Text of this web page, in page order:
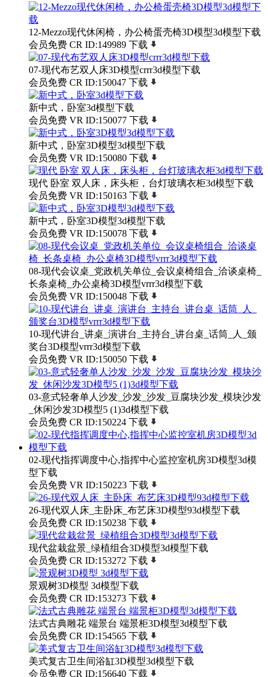
12-Mezzo现代休闲椅，办公椅蛋壳椅3D模型3d模型下载
会员免费 CR ID:149989 下载
07-现代布艺双人床3D模型crrr3d模型下载
会员免费 CR ID:150047 下载
新中式，卧室3d模型下载
会员免费 VR ID:150077 下载
新中式，卧室3D模型3d模型下载
会员免费 VR ID:150080 下载
现代 卧室 双人床，床头柜，台灯玻璃衣柜3d模型下载
会员免费 VR ID:150163 下载
新中式，卧室3D模型3d模型下载
会员免费 VR ID:150078 下载
08-现代会议桌_党政机关单位_会议桌椅组合_洽谈桌椅_
长条桌椅_办公桌椅3D模型vrrr3d模型下载
会员免费 VR ID:150048 下载
10-现代讲台_讲桌_演讲台_主持台_讲台桌_话筒_人_颁
奖台3D模型vrrr3d模型下载
会员免费 VR ID:150050 下载
03-意式轻奢单人沙发_沙发_沙发_豆腐块沙发_模块沙发
_休闲沙发3D模型5 (1)3d模型下载
会员免费 CR ID:150224 下载
02-现代指挥调度中心,指挥中心监控室机房3D模型3d模
型下载
会员免费 VR ID:150223 下载
26-现代双人床_主卧床_布艺床3D模型93d模型下载
会员免费 CR ID:150238 下载
现代盆栽盆景_绿植组合3D模型3d模型下载
会员免费 CR ID:153272 下载
景观树3D模型 3d模型下载
会员免费 CR ID:153273 下载
法式古典雕花 端景台 端景柜3D模型3d模型下载
会员免费 CR ID:154565 下载
美式复古卫生间浴缸3D模型3d模型下载
会员免费 CR ID:156640 下载